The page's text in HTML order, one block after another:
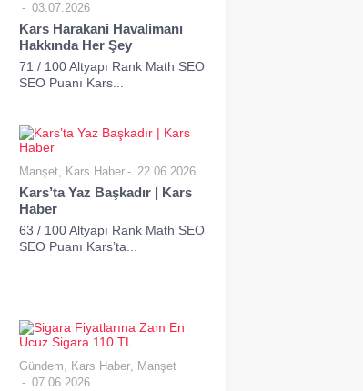
03.07.2026
Kars Harakani Havalimanı
Hakkında Her Şey
71 / 100 Altyapı Rank Math SEO
SEO Puanı Kars...
Manşet, Kars Haber 22.06.2026
Kars’ta Yaz Başkadır | Kars
Haber
63 / 100 Altyapı Rank Math SEO
SEO Puanı Kars’ta...
Gündem, Kars Haber, Manşet
07.06.2026